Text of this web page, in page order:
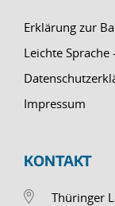
Erklärung zur
Leichte Sprache
Impressum
KONTAKT
Thüringer